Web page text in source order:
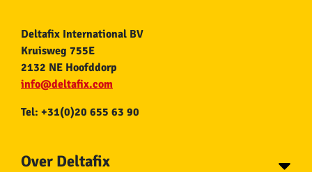
Deltafix International BV
Kruisweg 755E
2132 NE Hoofddorp
info@deltafix.com
Tel: +31(0)20 655 63 90
Over Deltafix